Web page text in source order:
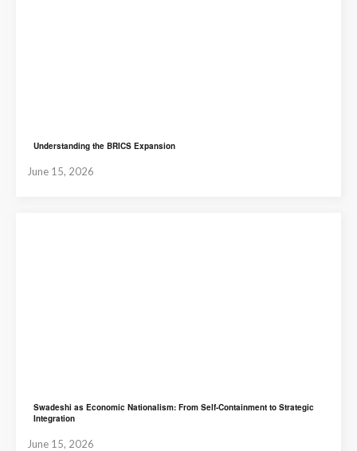
Understanding the BRICS Expansion
June 15, 2026
Swadeshi as Economic Nationalism: From Self-Containment to Strategic
Integration
June 15, 2026